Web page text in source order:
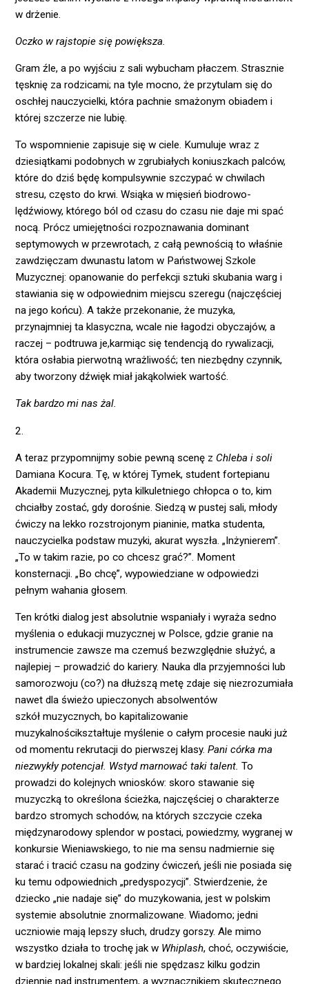
w drżenie.
Oczko w rajstopie się powiększa.
Gram źle, a po wyjściu z sali wybucham płaczem. Strasznie
tęsknię za rodzicami; na tyle mocno, że przytulam się do
oschłej nauczycielki, która pachnie smażonym obiadem i
której szczerze nie lubię.
To wspomnienie zapisuje się w ciele. Kumuluje wraz z
dziesiątkami podobnych w zgrubiałych koniuszkach palców,
które do dziś będę kompulsywnie szczypać w chwilach
stresu, często do krwi. Wsiąka w mięsień biodrowo-
lędźwiowy, którego ból od czasu do czasu nie daje mi spać
nocą. Prócz umiejętności rozpoznawania dominant
septymowych w przewrotach, z całą pewnością to właśnie
zawdzięczam dwunastu latom w Państwowej Szkole
Muzycznej: opanowanie do perfekcji sztuki skubania warg i
stawiania się w odpowiednim miejscu szeregu (najczęściej
na jego końcu). A także przekonanie, że muzyka,
przynajmniej ta klasyczna, wcale nie łagodzi obyczajów, a
raczej – podtruwa je,karmiąc się tendencją do rywalizacji,
która osłabia pierwotną wrażliwość; ten niezbędny czynnik,
aby tworzony dźwięk miał jakąkolwiek wartość.
Tak bardzo mi nas żal.
2.
A teraz przypomnijmy sobie pewną scenę z Chleba i soli
Damiana Kocura. Tę, w której Tymek, student fortepianu
Akademii Muzycznej, pyta kilkuletniego chłopca o to, kim
chciałby zostać, gdy dorośnie. Siedzą w pustej sali, młody
ćwiczy na lekko rozstrojonym pianinie, matka studenta,
nauczycielka podstaw muzyki, akurat wyszła. „Inżynierem”.
„To w takim razie, po co chcesz grać?”. Moment
konsternacji. „Bo chcę”, wypowiedziane w odpowiedzi
pełnym wahania głosem.
Ten krótki dialog jest absolutnie wspaniały i wyraża sedno
myślenia o edukacji muzycznej w Polsce, gdzie granie na
instrumencie zawsze ma czemuś bezwzględnie służyć, a
najlepiej –prowadzić do kariery. Nauka dla przyjemności lub
samorozwoju (co?) na dłuższą metę zdaje się niezrozumiała
nawet dla świeżo upieczonych absolwentów
szkół muzycznych, bo kapitalizowanie
muzykalnościkształtuje myślenie o całym procesie nauki już
od momentu rekrutacji do pierwszej klasy.Pani córka ma
niezwykły potencjał. Wstyd marnować taki talent.To
prowadzi do kolejnych wniosków: skoro stawanie się
muzyczką to określona ścieżka, najczęściej o charakterze
bardzo stromych schodów, na których szczycie czeka
międzynarodowy splendor w postaci, powiedzmy, wygranej w
konkursie Wieniawskiego, to nie ma sensu nadmiernie się
starać i tracić czasu na godziny ćwiczeń, jeśli nie posiada się
ku temu odpowiednich „predyspozycji”. Stwierdzenie, że
dziecko „nie nadaje się” do muzykowania, jest w polskim
systemie absolutnie znormalizowane. Wiadomo; jedni
uczniowie mają lepszy słuch, drudzy gorszy. Ale mimo
wszystko działa to trochę jak w Whiplash, choć, oczywiście,
w bardziej lokalnej skali: jeśli nie spędzasz kilku godzin
dziennie nad instrumentem, a wyznacznikiem skutecznego